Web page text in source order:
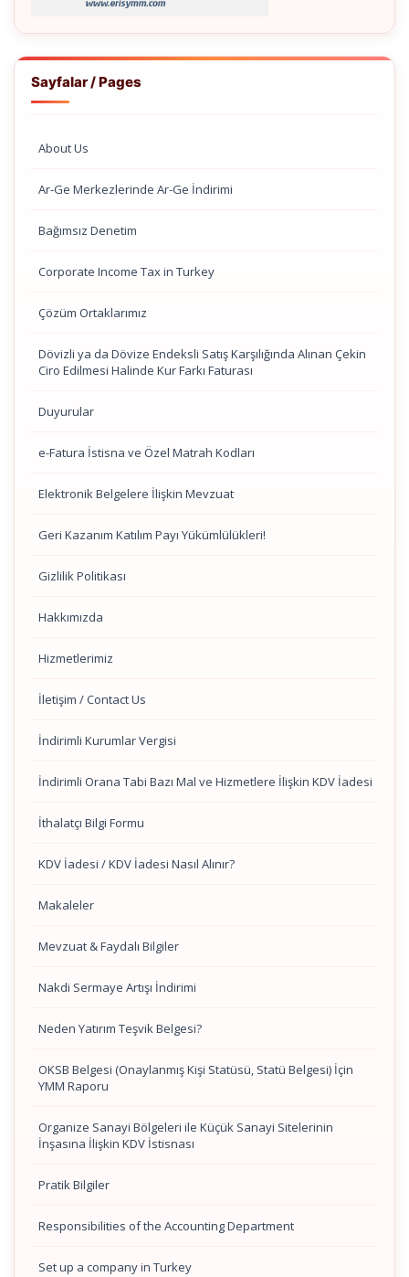
Sayfalar / Pages
About Us
Ar-Ge Merkezlerinde Ar-Ge İndirimi
Bağımsız Denetim
Corporate Income Tax in Turkey
Çözüm Ortaklarımız
Dövizli ya da Dövize Endeksli Satış Karşılığında Alınan Çekin
Ciro Edilmesi Halinde Kur Farkı Faturası
Duyurular
e-Fatura İstisna ve Özel Matrah Kodları
Elektronik Belgelere İlişkin Mevzuat
Geri Kazanım Katılım Payı Yükümlülükleri!
Gizlilik Politikası
Hakkımızda
Hizmetlerimiz
İletişim / Contact Us
İndirimli Kurumlar Vergisi
İndirimli Orana Tabi Bazı Mal ve Hizmetlere İlişkin KDV İadesi
İthalatçı Bilgi Formu
KDV İadesi / KDV İadesi Nasıl Alınır?
Makaleler
Mevzuat & Faydalı Bilgiler
Nakdi Sermaye Artışı İndirimi
Neden Yatırım Teşvik Belgesi?
OKSB Belgesi (Onaylanmış Kişi Statüsü, Statü Belgesi) İçin
YMM Raporu
Organize Sanayi Bölgeleri ile Küçük Sanayi Sitelerinin
İnşasına İlişkin KDV İstisnası
Pratik Bilgiler
Responsibilities of the Accounting Department
Set up a company in Turkey